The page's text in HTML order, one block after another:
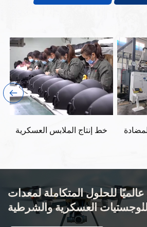
خط إنتاج الملابس العسكرية
عالميًا للحلول المتكاملة لمعدات
العسكرية والشرطية